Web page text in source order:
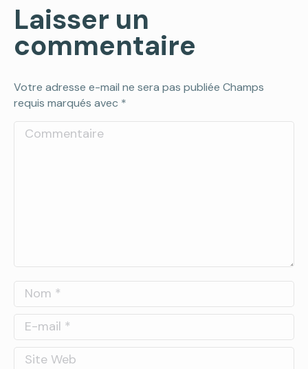
Laisser un
commentaire
Votre adresse e-mail ne sera pas publiée Champs
requis marqués avec *
Commentaire
Nom *
E-mail *
Site Web